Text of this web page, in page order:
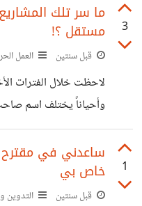
3
ما سر تلك
مستقل ؟!
قبل سنتين العمل
لاحظت خلال الفترات
وأحياناً يختلف اسم
هل معقول لم يجد ولا
أصبح مستفذ فلماذا
1
ساعدني في
خاص بي
قبل سنتين التدوين